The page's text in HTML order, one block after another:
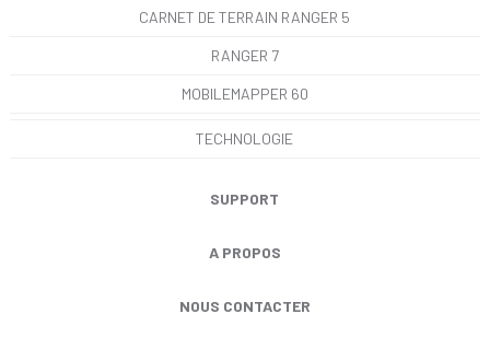
CARNET DE TERRAIN RANGER 5
RANGER 7
MOBILEMAPPER 60
TECHNOLOGIE
SUPPORT
A PROPOS
NOUS CONTACTER